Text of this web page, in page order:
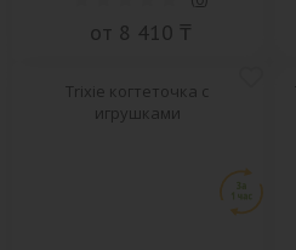
от 8 410 ₸
Trixie когтеточка с
игрушками